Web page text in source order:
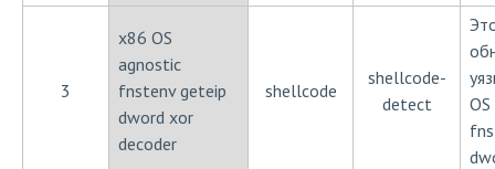
3
x86 OS
agnostic
fnstenv geteip
dword xor
decoder
shellcode
shellcode-
detect